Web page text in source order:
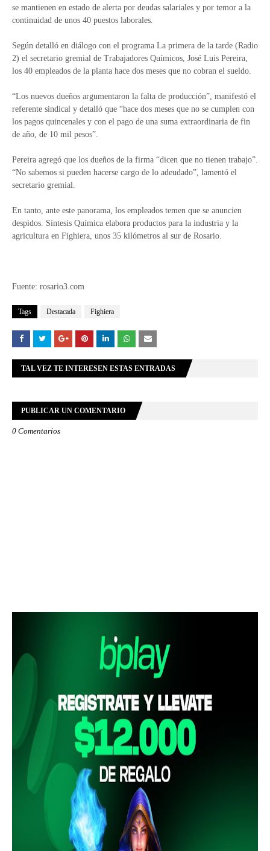
se mantienen en estado de alerta por deudas salariales y por temor a la
continuidad de unos 40 puestos laborales.
Según detalló en diálogo con el programa La primera de la tarde (Radio
2) el secretario gremial de Trabajadores Químicos, José Luis Pereira,
los 40 empleados de la planta hace dos meses que no cobran el sueldo.
“Los nuevos dueños argumentaron la falta de producción”, manifestó el
referente sindical y detalló que “hace dos meses que no se cumplen con
los pagos quincenales y con el pago de una suma extraordinaria de fin
de año, de 10 mil pesos”.
Pereira agregó que los dueños de la firma “dicen que no tienen trabajo”.
“No sabemos si pueden hacerse cargo de lo adeudado”, lamentó el
secretario gremial.
En tanto, ante este panorama, los empleados temen que se anuncien
despidos. Síntesis Química elabora productos para la industria y la
agricultura en Fighiera, unos 35 kilómetros al sur de Rosario.
Fuente: rosario3.com
Tags Destacada Fighiera
TAL VEZ TE INTERESEN ESTAS ENTRADAS
PUBLICAR UN COMENTARIO
0 Comentarios